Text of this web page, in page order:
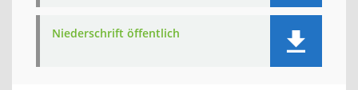
Niederschrift öffentlich